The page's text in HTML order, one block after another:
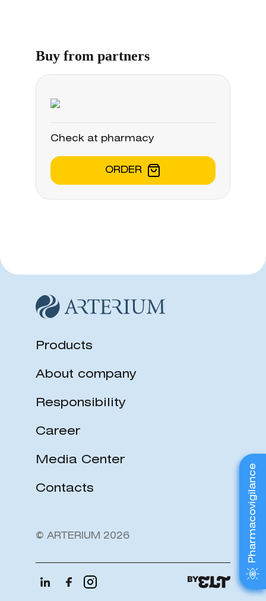
Buy from partners
Check at pharmacy
ORDER
Pharmacovigilance
Products
About company
Responsibility
Career
Media Center
Contacts
© ARTERIUM 2026